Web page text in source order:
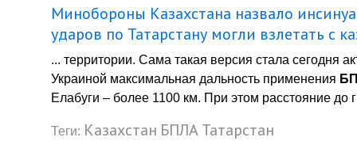
Минобороны Казахстана назвало
ударов по Татарстану могли взлетать с
... территории. Сама такая версия стала сегодня
Украиной максимальная дальность применения
Елабуги – более 1100 км. При этом расстояние до
Теги: Казахстан БПЛАТатарстан